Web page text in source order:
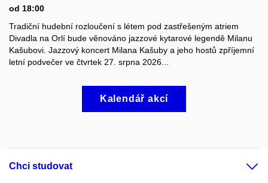
od 18:00
Tradiční hudební rozloučení s létem pod zastřešeným atriem
Divadla na Orlí bude věnováno jazzové kytarové legendě Milanu
Kašubovi. Jazzový koncert Milana Kašuby a jeho hostů zpříjemní
letní podvečer ve čtvrtek 27. srpna 2026...
Kalendář akcí
Chci studovat